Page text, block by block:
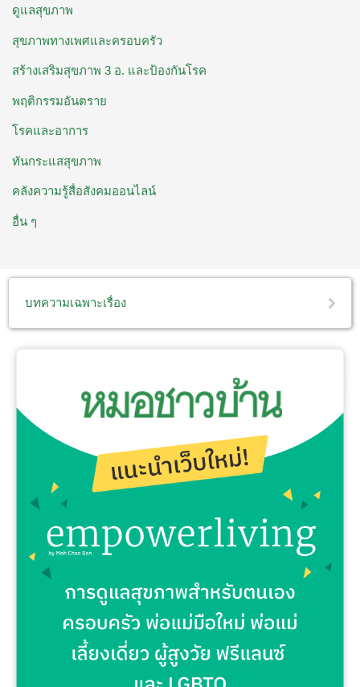
ดูแลสุขภาพ
สุขภาพทางเพศและครอบครัว
สร้างเสริมสุขภาพ 3 อ. ​และป้องกันโรค
พฤติกรรมอันตราย
โรคและอาการ
ทันกระแสสุขภาพ
คลังความรู้สื่อสังคมออนไลน์
อื่น ๆ
บทความเฉพาะเรื่อง